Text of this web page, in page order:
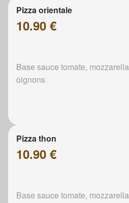
Pizza orientale
10.90 €
Base sauce tomate,
oignons
Pizza thon
10.90 €
Base sauce tomate,